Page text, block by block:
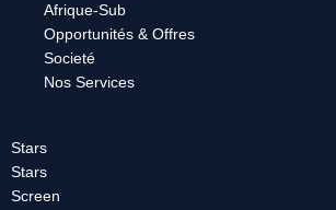
Afrique-Sub
Opportunités & Offres
Societé
Nos Services
Stars
Stars
Screen